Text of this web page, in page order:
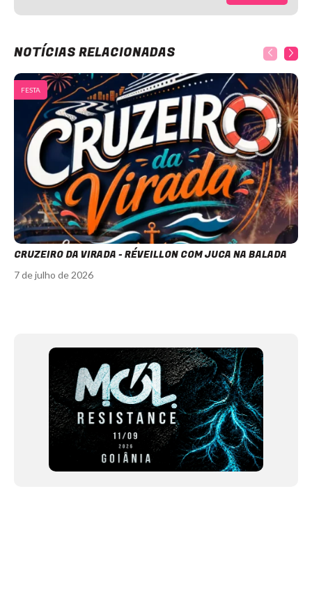
NOTÍCIAS RELACIONADAS
FESTA
CRUZEIRO DA VIRADA - RÉVEILLON COM JUCA NA BALADA
7 de julho de 2026